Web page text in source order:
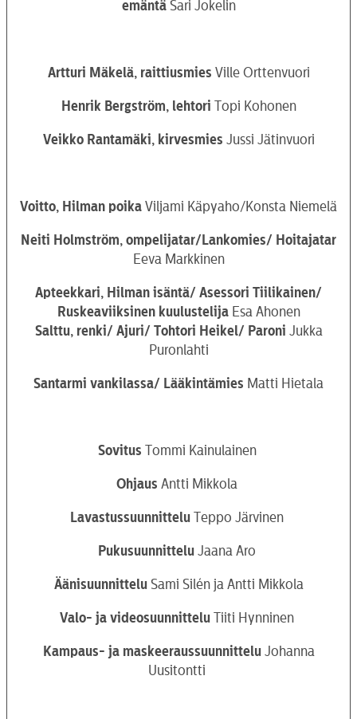
emäntäSari Jokelin
Artturi Mäkelä, raittiusmies Ville Orttenvuori
Henrik Bergström, lehtori Topi Kohonen
Veikko Rantamäki, kirvesmies Jussi Jätinvuori
Voitto, Hilman poika Viljami Käpyaho/Konsta Niemelä
Neiti Holmström, ompelijatar/Lankomies/ Hoitajatar
Eeva Markkinen
Apteekkari, Hilman isäntä/ Asessori Tiilikainen/
Ruskeaviiksinen kuulustelija Esa Ahonen
Salttu, renki/ Ajuri/ Tohtori Heikel/ Paroni Jukka
Puronlahti
Santarmi vankilassa/ Lääkintämies Matti Hietala
Sovitus Tommi Kainulainen
Ohjaus Antti Mikkola
Lavastussuunnittelu Teppo Järvinen
Pukusuunnittelu Jaana Aro
ÄänisuunnitteluSami Silén ja Antti Mikkola
Valo- ja videosuunnittelu Tiiti Hynninen
Kampaus- ja maskeeraussuunnitteluJohanna
Uusitontti